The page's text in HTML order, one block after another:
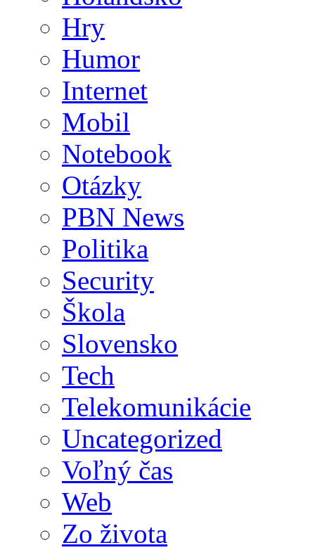
Hry
Humor
Internet
Mobil
Notebook
Otázky
PBN News
Politika
Security
Škola
Slovensko
Tech
Telekomunikácie
Uncategorized
Voľný čas
Web
Zo života